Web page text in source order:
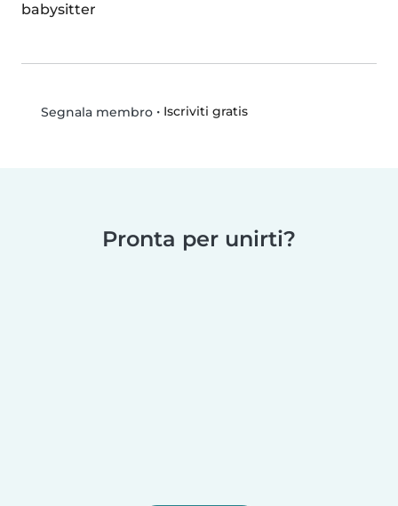
babysitter
Segnala membro• Iscriviti gratis
Pronta per unirti?